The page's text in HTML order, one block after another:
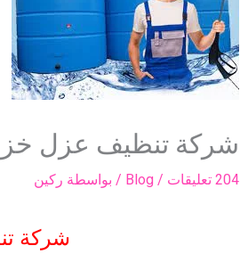
شركة تنظيف عزل
204 تعليقات /
Blog / بواسطة ركين
شركة